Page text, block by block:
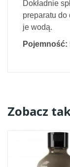
Dokładnie
preparatu do
je wodą.
Pojemność:
Zobacz